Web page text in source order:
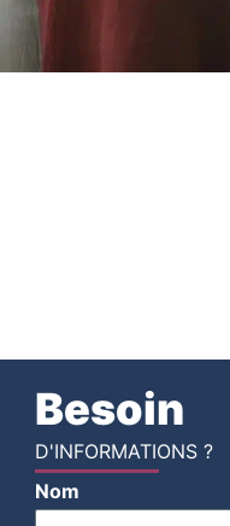
Besoin
D'INFORMATIONS ?
Nom